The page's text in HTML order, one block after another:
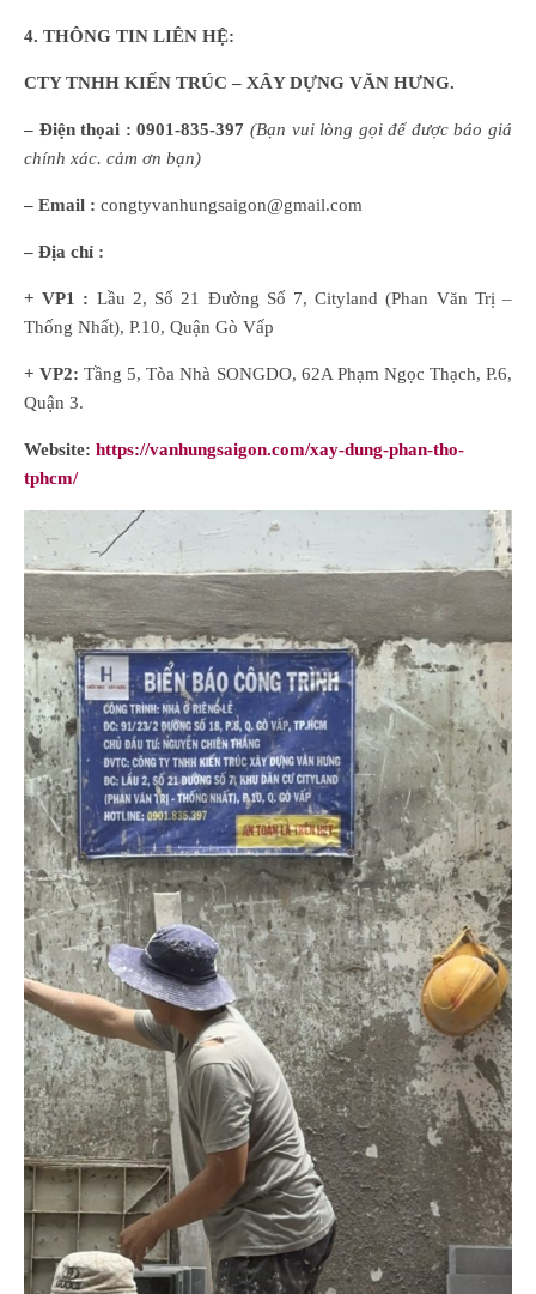
4. THÔNG TIN LIÊN HỆ:
CTY TNHH KIẾN TRÚC – XÂY DỰNG VĂN HƯNG.
– Điện thọai : 0901-835-397 (Bạn vui lòng gọi để được báo giá
chính xác. cảm ơn bạn)
– Email : congtyvanhungsaigon@gmail.com
– Địa chỉ :
+ VP1 : Lầu 2, Số 21 Đường Số 7, Cityland (Phan Văn Trị –
Thống Nhất), P.10, Quận Gò Vấp
+ VP2:Tầng 5, Tòa Nhà SONGDO, 62A Phạm Ngọc Thạch, P.6,
Quận 3.
Website: https://vanhungsaigon.com/xay-dung-phan-tho-
tphcm/